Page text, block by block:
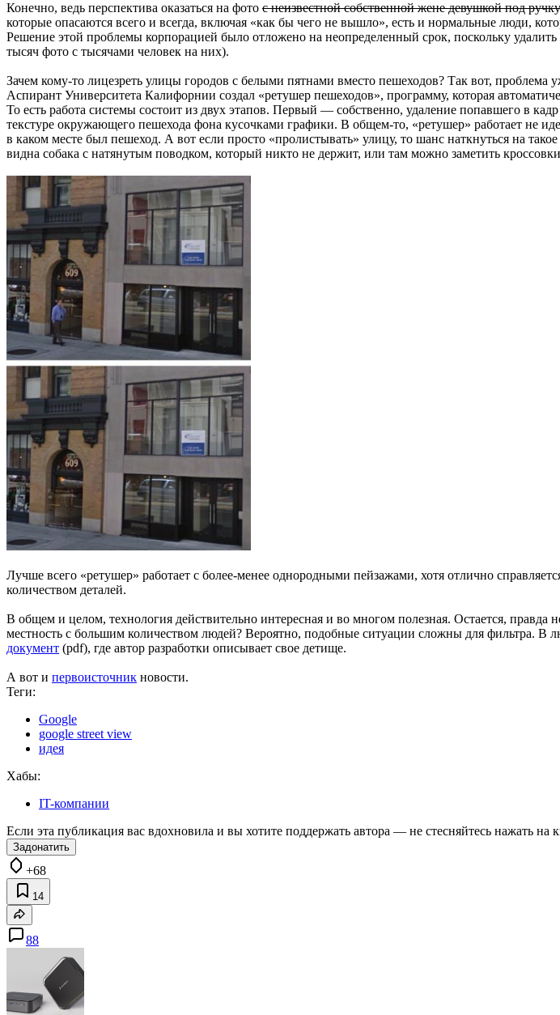
Конечно, ведь перспектива оказаться на фото с неизвестной собственной жене девушкой под ручку
которые опасаются всего и всегда, включая «как бы чего не вышло», есть и нормальные люди,
Решение этой проблемы корпорацией было отложено на неопределенный срок, поскольку
тысяч фото с тысячами человек на них).
Зачем кому-то лицезреть улицы городов с белыми пятнами вместо пешеходов? Так вот,
Аспирант Университета Калифорнии создал «ретушер пешеходов», программу, которая
То есть работа системы состоит из двух этапов. Первый — собственно, удаление попавшего в
текстуре окружающего пешехода фона кусочками графики. В общем-то, «ретушер» работает не
в каком месте был пешеход. А вот если просто «пролистывать» улицу, то шанс наткнуться на
видна собака с натянутым поводком, который никто не держит, или там можно заметить
Лучше всего «ретушер» работает с более-менее однородными пейзажами, хотя отлично
количеством деталей.
В общем и целом, технология действительно интересная и во многом полезная. Остается,
местность с большим количеством людей? Вероятно, подобные ситуации сложны для фильтра. В
документ (pdf), где автор разработки описывает свое детище.
А вот и первоисточник новости.
Теги:
Google
google street view
идея
Хабы:
IT-компании
Если эта публикация вас вдохновила и вы хотите поддержать автора — не стесняйтесь нажать на
Задонатить
+68
14
88